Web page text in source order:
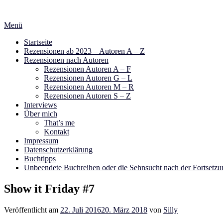
springen
Menü
Startseite
Rezensionen ab 2023 – Autoren A – Z
Rezensionen nach Autoren
Rezensionen Autoren A – F
Rezensionen Autoren G – L
Rezensionen Autoren M – R
Rezensionen Autoren S – Z
Interviews
Über mich
That’s me
Kontakt
Impressum
Datenschutzerklärung
Buchtipps
Unbeendete Buchreihen oder die Sehnsucht nach der
Show it Friday #7
Veröffentlicht am 22. Juli 201620. März 2018 von Silly